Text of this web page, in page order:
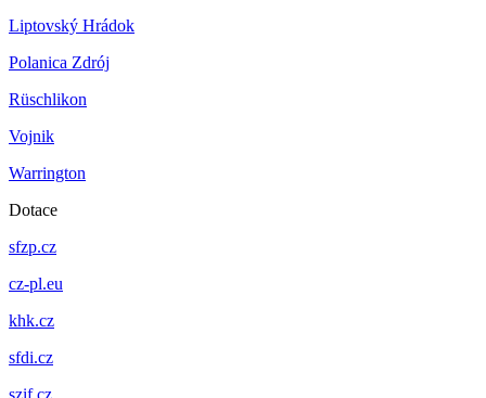
Liptovský Hrádok
Polanica Zdrój
Rüschlikon
Vojnik
Warrington
Dotace
sfzp.cz
cz-pl.eu
khk.cz
sfdi.cz
szif.cz